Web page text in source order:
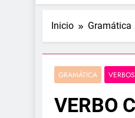
Inicio Gramática
GRAMÁTICA
VERBO